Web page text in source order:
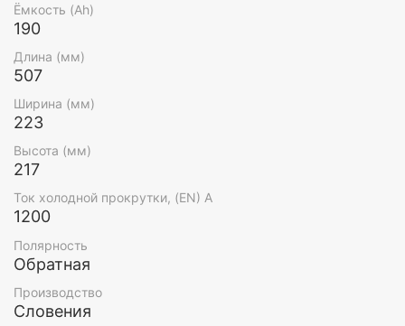
Ёмкость (Ah)
190
Длина (мм)
507
Ширина (мм)
223
Высота (мм)
217
Ток холодной прокрутки, (EN) А
1200
Полярность
Обратная
Производство
Словения